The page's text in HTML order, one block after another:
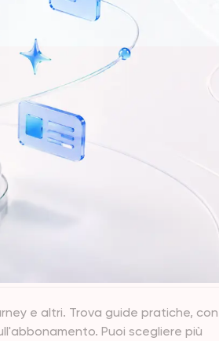
e altri. Trova guide pratiche,
Puoi scegliere più